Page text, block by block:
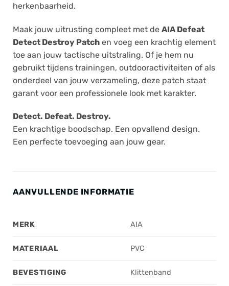
herkenbaarheid.
Maak jouw uitrusting compleet met de AIA Defeat
Detect Destroy Patch en voeg een krachtig element
toe aan jouw tactische uitstraling. Of je hem nu
gebruikt tijdens trainingen, outdooractiviteiten of als
onderdeel van jouw verzameling, deze patch staat
garant voor een professionele look met karakter.
Detect. Defeat. Destroy.
Een krachtige boodschap. Een opvallend design.
Een perfecte toevoeging aan jouw gear.
AANVULLENDE INFORMATIE
MERK AIA
MATERIAAL PVC
BEVESTIGING Klittenband